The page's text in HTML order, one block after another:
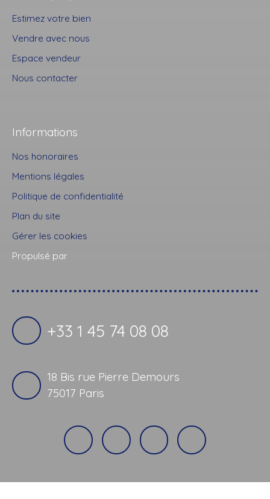
Estimez votre bien
Vendre avec nous
Espace vendeur
Nous contacter
Informations
Nos honoraires
Mentions légales
Politique de confidentialité
Plan du site
Gérer les cookies
Propulsé par
+33 1 45 74 08 08
18 Bis rue Pierre Demours
75017 Paris